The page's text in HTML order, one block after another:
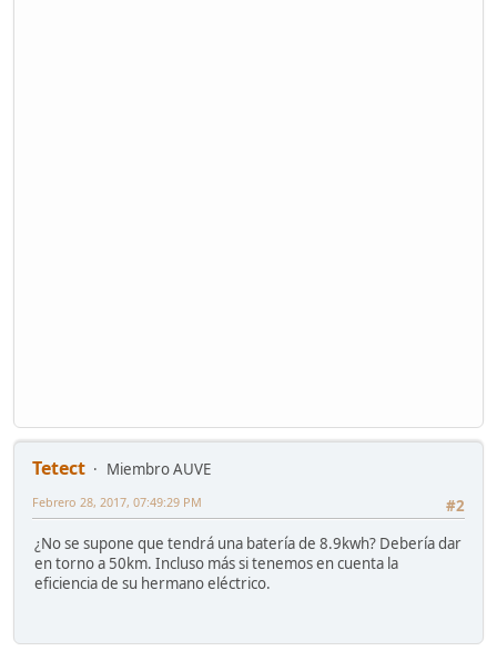
Tetect
Miembro AUVE
#2
Febrero 28, 2017, 07:49:29 PM
¿No se supone que tendrá una batería de 8.9kwh? Debería dar
en torno a 50km. Incluso más si tenemos en cuenta la
eficiencia de su hermano eléctrico.